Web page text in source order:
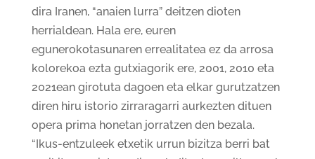
dira Iranen, “anaien lurra” deitzen dioten
herrialdean. Hala ere, euren
egunerokotasunaren errealitatea ez da arrosa
kolorekoa ezta gutxiagorik ere, 2001, 2010 eta
2021ean girotuta dagoen eta elkar gurutzatzen
diren hiru istorio zirraragarri aurkezten dituen
opera prima honetan jorratzen den bezala.
“Ikus-entzuleek etxetik urrun bizitza berri bat